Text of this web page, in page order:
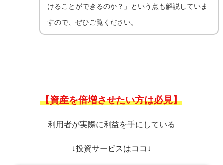
けることができるのか？」という点も解説していま
すので、ぜひご覧ください。
【資産を倍増させたい方は必見】
利用者が実際に利益を手にしている
↓投資サービスはココ↓